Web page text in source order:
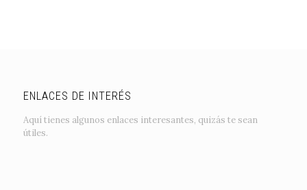
ENLACES DE INTERÉS
Aquí tienes algunos enlaces interesantes, quizás te sean
útiles.